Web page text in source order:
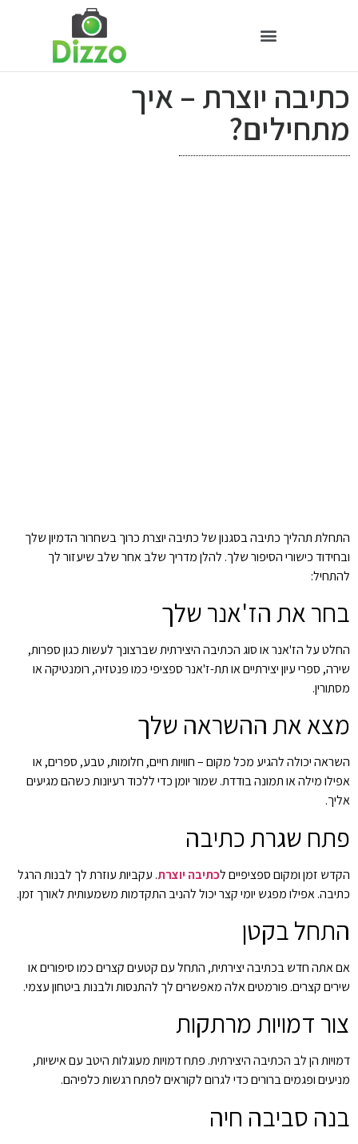
כתיבה יוצרת – איך
מתחילים?
התחלת תהליך כתיבה בסגנון של כתיבה יוצרת כרוך בשחרור הדמיון שלך
ובחידוד כישורי הסיפור שלך. להלן מדריך שלב אחר שלב שיעזור לך
להתחיל:
בחר את הז'אנר שלך
החלט על הז'אנר או סוג הכתיבה היצירתית שברצונך לעשות כגון ספרות,
שירה, ספרי עיון יצירתיים או תת-ז'אנר ספציפי כמו פנטזיה, רומנטיקה או
מסתורין.
מצא את ההשראה שלך
השראה יכולה להגיע מכל מקום – חוויות חיים, חלומות, טבע, ספרים, או
אפילו מילה או תמונה בודדת. שמור יומן כדי ללכוד רעיונות כשהם מגיעים
אליך.
פתח שגרת כתיבה
הקדש זמן ומקום ספציפיים לכתיבה יוצרת. עקביות עוזרת לך לבנות הרגל
כתיבה. אפילו מפגש יומי קצר יכול להניב התקדמות משמעותית לאורך זמן.
התחל בקטן
אם אתה חדש בכתיבה יצירתית, התחל עם קטעים קצרים כמו סיפורים או
שירים קצרים. פורמטים אלה מאפשרים לך להתנסות ולבנות ביטחון עצמי.
צור דמויות מרתקות
דמויות הן לב הכתיבה היצירתית. פתח דמויות מעוגלות היטב עם אישיות,
מניעים ופגמים ברורים כדי לגרום לקוראים לפתח רגשות כלפיהם.
בנה סביבה חיה